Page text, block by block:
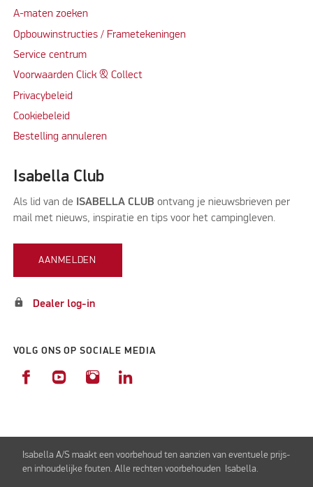
A-maten zoeken
Opbouwinstructies / Frametekeningen
Service centrum
Voorwaarden Click & Collect
Privacybeleid
Cookiebeleid
Bestelling annuleren
Isabella Club
Als lid van de ISABELLA CLUB ontvang je nieuwsbrieven per
mail met nieuws, inspiratie en tips voor het campingleven.
AANMELDEN
lock Dealer log-in
VOLG ONS OP SOCIALE MEDIA
Isabella A/S maakt een voorbehoud ten aanzien van eventuele prijs-
en inhoudelijke fouten. Alle rechten voorbehouden Isabella.